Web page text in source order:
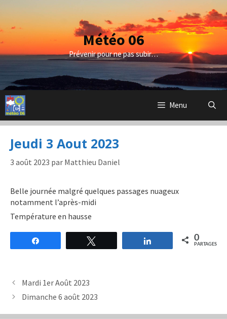
contenu
Météo 06
Prévenir pour ne pas subir…
Menu
Jeudi 3 Aout 2023
3 août 2023 par Matthieu Daniel
Belle journée malgré quelques passages nuageux
notamment l’après-midi
Température en hausse
Partagez 0
PARTAGES
Mardi 1er Août 2023
Dimanche 6 août 2023